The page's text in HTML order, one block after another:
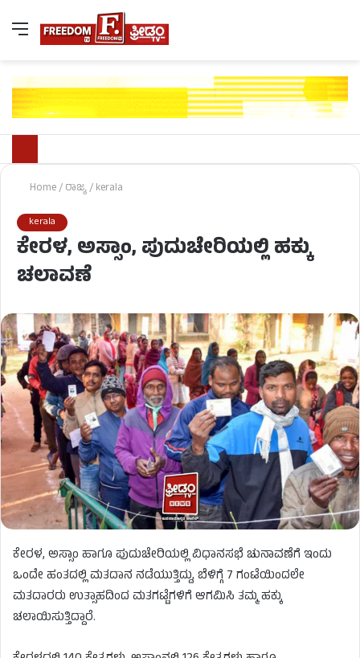
Home/ರಾಜ್ಯ/kerala
kerala
ಕೇರಳ, ಅಸ್ಸಾಂ, ಪುದುಚೇರಿಯಲ್ಲಿ ಹಕ್ಕು
ಚಲಾವಣೆ
ಕೇರಳ, ಅಸ್ಸಾಂ ಹಾಗೂ ಪುದುಚೇರಿಯಲ್ಲಿ ವಿಧಾನಸಭೆ ಚುನಾವಣೆಗೆ ಇಂದು
ಒಂದೇ ಹಂತದಲ್ಲಿ ಮತದಾನ ನಡೆಯುತ್ತಿದ್ದು, ಬೆಳಿಗ್ಗೆ 7 ಗಂಟೆಯಿಂದಲೇ
ಮತದಾರರು ಉತ್ಸಾಹದಿಂದ ಮತಗಟ್ಟೆಗಳಿಗೆ ಆಗಮಿಸಿ ತಮ್ಮ ಹಕ್ಕು
ಚಲಾಯಿಸುತ್ತಿದ್ದಾರೆ.